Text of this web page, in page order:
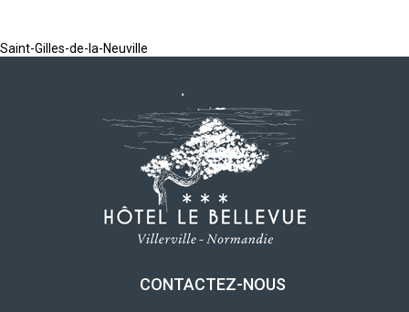
Saint-Gilles-de-la-Neuville
CONTACTEZ-NOUS